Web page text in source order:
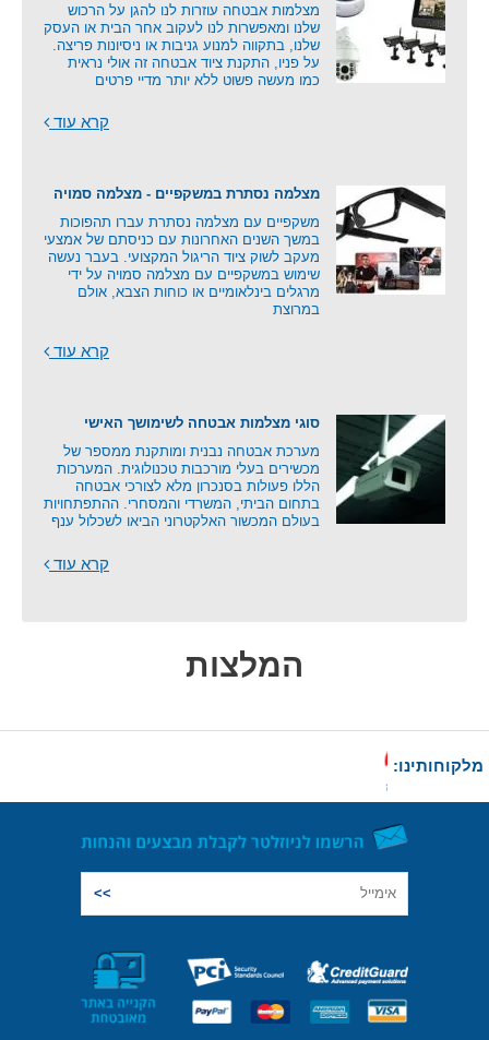
מצלמות אבטחה עוזרות לנו להגן על הרכוש
שלנו ומאפשרות לנו לעקוב אחר הבית או העסק
שלנו, בתקווה למנוע גניבות או ניסיונות פריצה.
על פניו, התקנת ציוד אבטחה זה אולי נראית
כמו מעשה פשוט ללא יותר מדיי פרטים
קרא עוד
מצלמה נסתרת במשקפיים - מצלמה סמויה
משקפיים עם מצלמה נסתרת עברו תהפוכות
במשך השנים האחרונות עם כניסתם של אמצעי
מעקב לשוק ציוד הריגול המקצועי. בעבר נעשה
שימוש במשקפיים עם מצלמה סמויה על ידי
מרגלים בינלאומיים או כוחות הצבא, אולם
במרוצת
קרא עוד
סוגי מצלמות אבטחה לשימושך האישי
מערכת אבטחה נבנית ומותקנת ממספר של
מכשירים בעלי מורכבות טכנולוגית. המערכות
הללו פעולות בסנכרון מלא לצורכי אבטחה
בתחום הביתי, המשרדי והמסחרי. ההתפתחויות
בעולם המכשור האלקטרוני הביאו לשכלול ענף
קרא עוד
המלצות
מלקוחותינו: